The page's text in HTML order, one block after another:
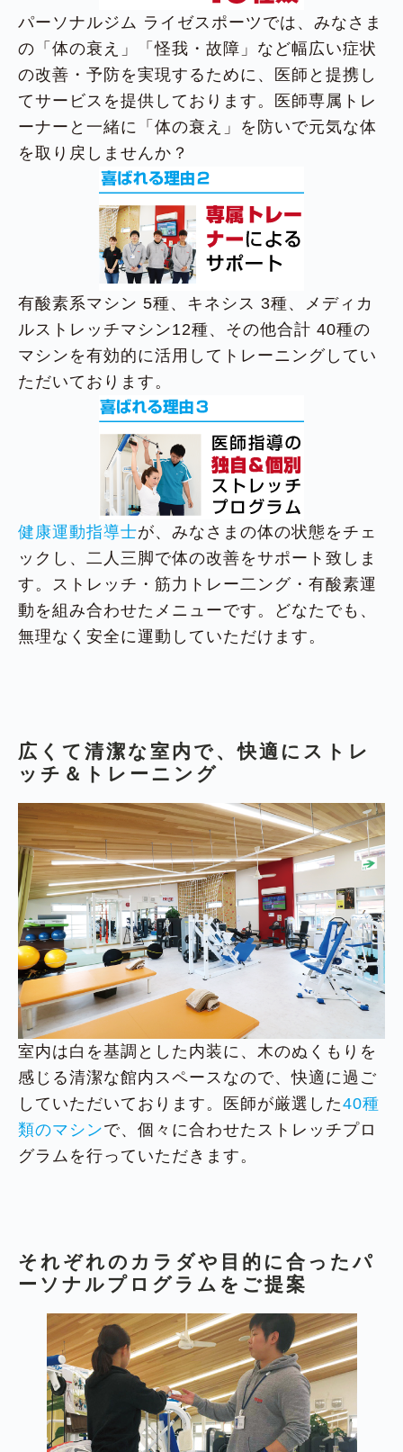
パーソナルジム ライゼスポーツでは、みなさま
の「体の衰え」「怪我・故障」など幅広い症状
の改善・予防を実現するために、医師と提携し
てサービスを提供しております。医師専属トレ
ーナーと一緒に「体の衰え」を防いで元気な体
を取り戻しませんか？
有酸素系マシン 5種、キネシス 3種、メディカ
ルストレッチマシン12種、その他合計 40種の
マシンを有効的に活用してトレーニングしてい
ただいております。
健康運動指導士が、みなさまの体の状態をチェ
ックし、二人三脚で体の改善をサポート致しま
す。ストレッチ・筋力トレー二ング・有酸素運
動を組み合わせたメニューです。どなたでも、
無理なく安全に運動していただけます。
広くて清潔な室内で、快適にストレ
ッチ＆トレーニング
室内は白を基調とした内装に、木のぬくもりを
感じる清潔な館内スペースなので、快適に過ご
していただいております。医師が厳選した40種
類のマシンで、個々に合わせたストレッチプロ
グラムを行っていただきます。
それぞれのカラダや目的に合ったパ
ーソナルプログラムをご提案